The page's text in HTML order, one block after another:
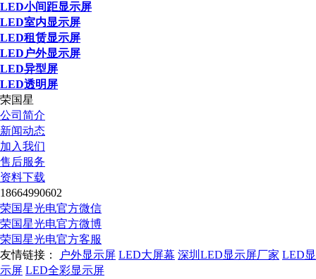
LED小间距显示屏
LED室内显示屏
LED租赁显示屏
LED户外显示屏
LED异型屏
LED透明屏
荣国星
公司简介
新闻动态
加入我们
售后服务
资料下载
18664990602
荣国星光电官方微信
荣国星光电官方微博
荣国星光电官方客服
友情链接：
户外显示屏 LED大屏幕 深圳LED显示屏厂家 LED显
示屏 LED全彩显示屏